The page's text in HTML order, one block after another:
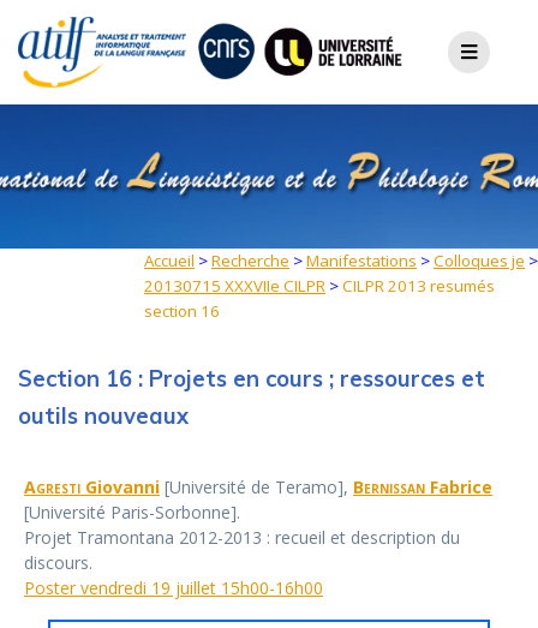
content
Accueil >Recherche >Manifestations >Colloques je >
20130715 XXXVIIe CILPR >CILPR 2013 resumés
section 16
Section 16 : Projets en cours ; ressources et
outils nouveaux
Agresti Giovanni [Université de Teramo], Bernissan Fabrice
[Université Paris-Sorbonne].
Projet Tramontana 2012-2013 : recueil et description du
discours.
Poster vendredi 19 juillet 15h00-16h00